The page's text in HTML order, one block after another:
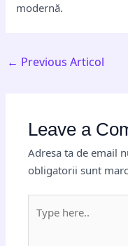
modernă.
← Previous Articol
Leave a
Adresa ta de email
obligatorii sunt
here..